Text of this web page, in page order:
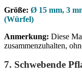
Größe: Ø 15 mm, 3
(Würfel)
Anmerkung: Diese
zusammenzuhalten,
7. Schwebende